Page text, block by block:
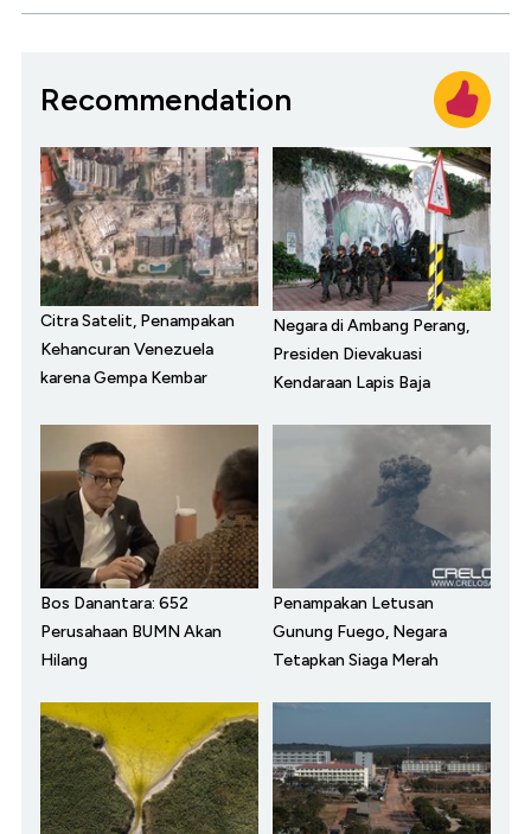
Recommendation
Citra Satelit, Penampakan
Kehancuran Venezuela
karena Gempa Kembar
Negara di Ambang Perang,
Presiden Dievakuasi
Kendaraan Lapis Baja
Bos Danantara: 652
Perusahaan BUMN Akan
Hilang
Penampakan Letusan
Gunung Fuego, Negara
Tetapkan Siaga Merah